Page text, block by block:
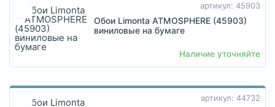
артикул: 45903
Обои Limonta ATMOSPHERE (45903)
виниловые на бумаге
Наличие уточняйте
артикул: 44732